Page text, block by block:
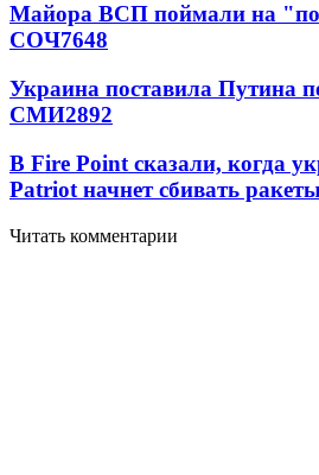
Майора ВСП поймали на
СОЧ7648
Украина поставила Путина
СМИ2892
В Fire Point сказали, когда
Patriot начнет сбивать
Читать комментарии